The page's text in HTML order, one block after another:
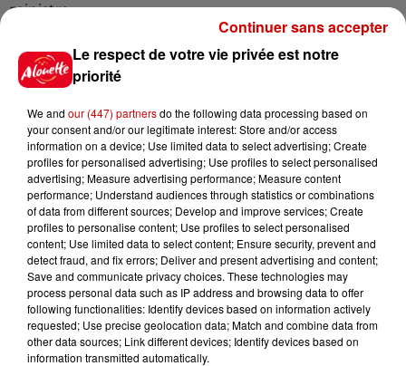
ministre.
Le couvre-feu, qui sera mis en place le 15 décembre,
sera "levé à titre dérogatoire les 24 et 31 décembre"
mais "cela ne veut pas dire que nous pourrons fêter
Noël ou le Nouvel An comme les années
précédentes" car "ces moments de rassemblement
festif et amicaux (...) sont particulièrement risqués". "Il
est donc impératif que vous limitiez le nombre de
personnes à table et évitiez les rassemblements trop
nombreux", a-t-il ajouté, en précisant que "des
recommandations concrètes" seront annoncées
avant les vacances.
Des aides pour les jeunes et les
étudiants
La Garantie jeunes bénéficiera en 2021 à "au moins
Le respect de votre vie privée est notre
priorité
We and our (447) partnersdo the following data processing based on
your consent and/or our legitimate interest: Store and/or access
information on a device; Use limited data to select advertising; Create
profiles for personalised advertising; Use profiles to select personalised
advertising; Measure advertising performance; Measure content
performance; Understand audiences through statistics or combinations
of data from different sources; Develop and improve services; Create
profiles to personalise content; Use profiles to select personalised
content; Use limited data to select content; Ensure security, prevent and
detect fraud, and fix errors; Deliver and present advertising and content;
Save and communicate privacy choices. These technologies may
process personal data such as IP address and browsing data to offer
following functionalities: Identify devices based on information actively
requested; Use precise geolocation data; Match and combine data from
other data sources; Link different devices; Identify devices based on
information transmitted automatically.
Continuer sans accepter